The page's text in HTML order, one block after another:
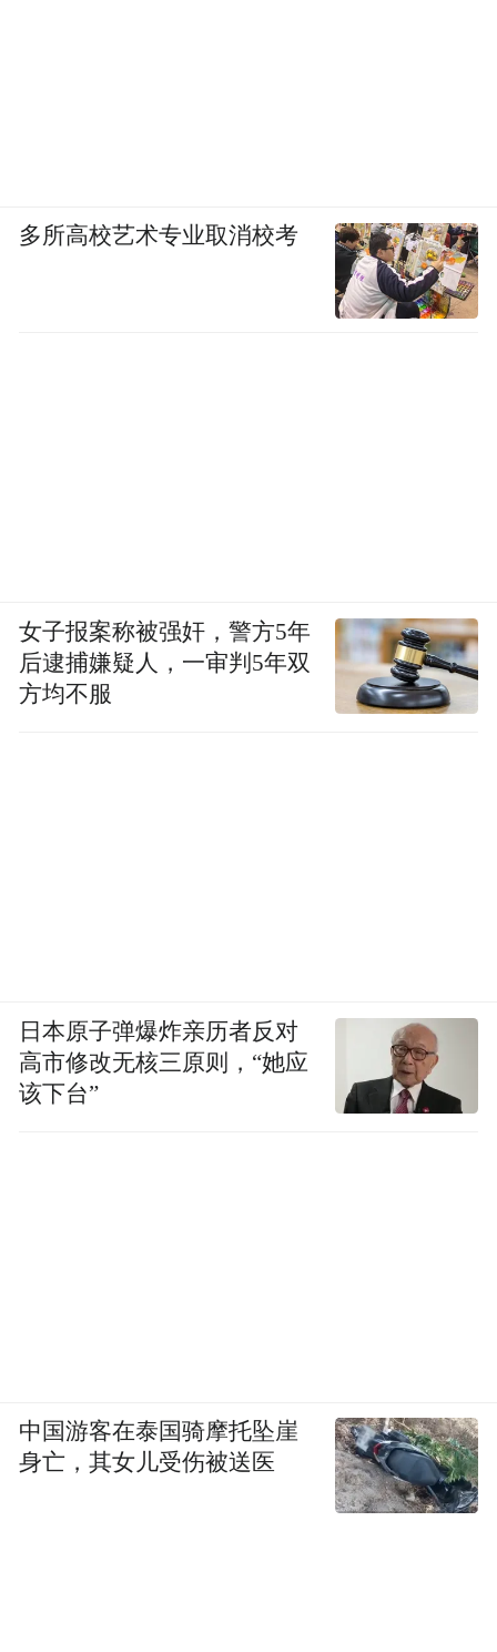
多所高校艺术专业取消校考
女子报案称被强奸，警方5年
后逮捕嫌疑人，一审判5年双
方均不服
日本原子弹爆炸亲历者反对
高市修改无核三原则，“她应
该下台”
中国游客在泰国骑摩托坠崖
身亡，其女儿受伤被送医